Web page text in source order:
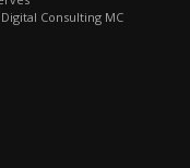
Consulting MC